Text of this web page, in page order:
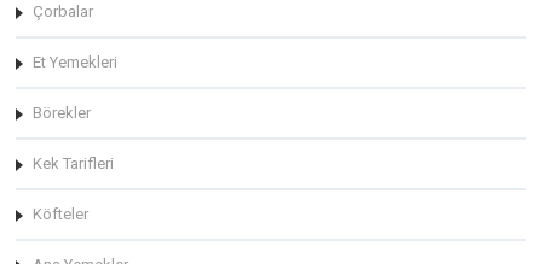
Çorbalar
Et Yemekleri
Börekler
Kek Tarifleri
Köfteler